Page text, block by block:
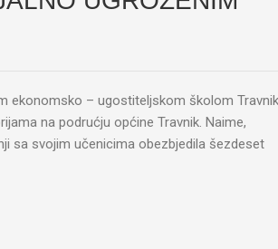
ekonomsko – ugostiteljskom školom Travnik
na podrućju općine Travnik. Naime,
sa svojim učenicima obezbjedila šezdeset